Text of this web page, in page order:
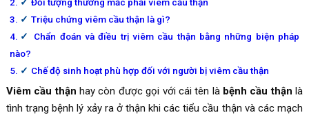
Triệu chứng viêm cầu thận là gì?
Chẩn đoán và điều trị viêm cầu thận bằng những biện pháp
nào?
Chế độ sinh hoạt phù hợp đối với người bị viêm cầu thận
Viêm cầu thận hay còn được gọi với cái tên là bệnh cầu thận là
tình trạng bệnh lý xảy ra ở thận khi các tiểu cầu thận và các mạch